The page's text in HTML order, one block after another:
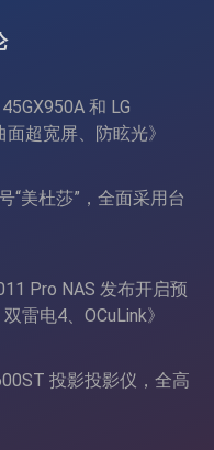
和 LG
面超宽屏、防眩光》
“美杜莎”，全面采用台
Pro NAS 发布开启预
雷电4、OCuLink》
投影投影仪，全高